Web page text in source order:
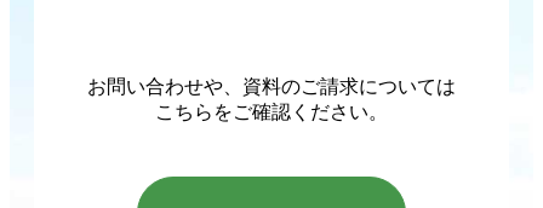
お問い合わせや、資料のご請求については
こちらをご確認ください。